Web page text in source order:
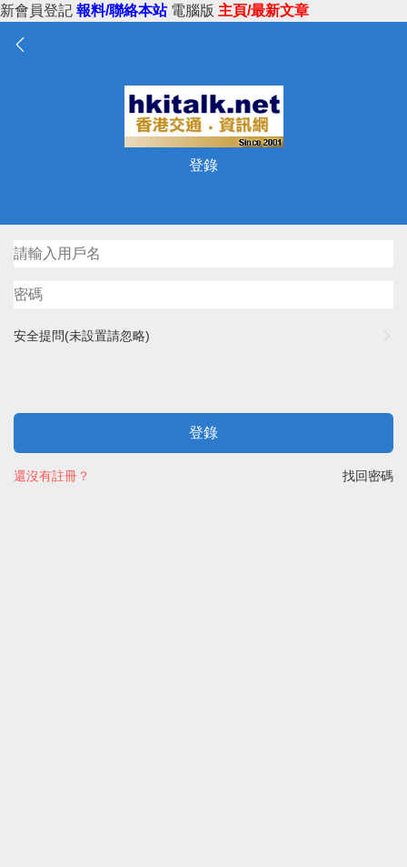
新會員登記 報料/聯絡本站 電腦版 主頁/最新文章
登錄
安全提問(未設置請忽略)
登錄
找回密碼
還沒有註冊？